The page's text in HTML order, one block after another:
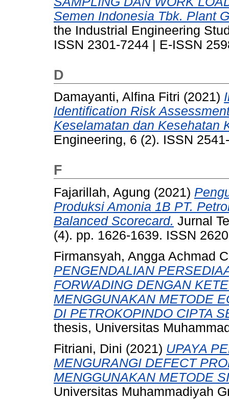
Semen Indonesia Tbk. Plant
the Industrial Engineering
ISSN 2301-7244 | E-ISSN
D
Damayanti, Alfina Fitri (2021)
Identification Risk
Keselamatan dan Kesehatan
Engineering, 6 (2). ISSN
F
Fajarillah, Agung (2021)
Produksi Amonia 1B PT.
Balanced Scorecard. Jurnal
(4). pp. 1626-1639. ISSN
Firmansyah, Angga Achmad
PENGENDALIAN
FORWADING DENGAN
MENGGUNAKAN METODE
DI PETROKOPINDO CIPTA
thesis, Universitas
Fitriani, Dini (2021) UPAYA
MENGURANGI DEFECT
MENGGUNAKAN METODE
Universitas Muhammadiyah